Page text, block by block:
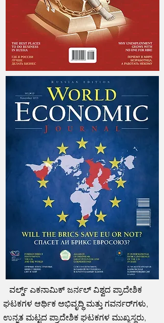
ವರ್ಲ್ಡ್ ಎಕನಾಮಿಕ್ ಜರ್ನಲ್ ವಿಶ್ವದ ಪ್ರಾದೇಶಿಕ
ಘಟಕಗಳ ಆರ್ಥಿಕ ಅಭಿವೃದ್ಧಿ ಮತ್ತು ಗವರ್ನರ್‌ಗಳು,
ಉನ್ನತ ಮಟ್ಟದ ಪ್ರಾದೇಶಿಕ ಘಟಕಗಳ ಮುಖ್ಯಸ್ಥರು,